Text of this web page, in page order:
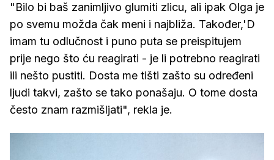
"Bilo bi baš zanimljivo glumiti zlicu, ali ipak Olga je
po svemu možda čak meni i najbliža. Također,'D
imam tu odlučnost i puno puta se preispitujem
prije nego što ću reagirati - je li potrebno reagirati
ili nešto pustiti. Dosta me tišti zašto su određeni
ljudi takvi, zašto se tako ponašaju. O tome dosta
često znam razmišljati", rekla je.